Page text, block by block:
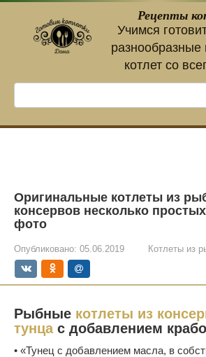
контенту
Рецепты
Учимся
разнообразные
котлет со
Оригинальные котлеты из
консервов несколько
фото
Опубликовано: 05.06.2019 Котлеты из
Рыбные котлеты из
тунцас добавлением
• «Тунец с добавлением масла, в